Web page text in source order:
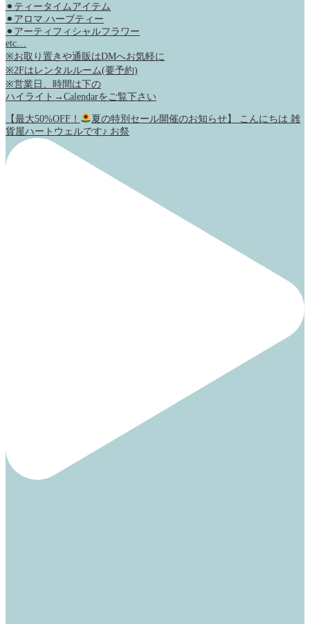
⚫︎ティータイムアイテム
⚫︎アロマ.ハーブティー
⚫︎アーティフィシャルフラワー
etc…
※お取り置きや通販はDMへお気軽に
※2Fはレンタルルーム(要予約)
※営業日、時間は下の
ハイライト→Calendarをご覧下さい
【最大50%OFF！
夏の特別セール開催のお知らせ】 こんにちは 雑
貨屋ハートウェルです♪ お祭